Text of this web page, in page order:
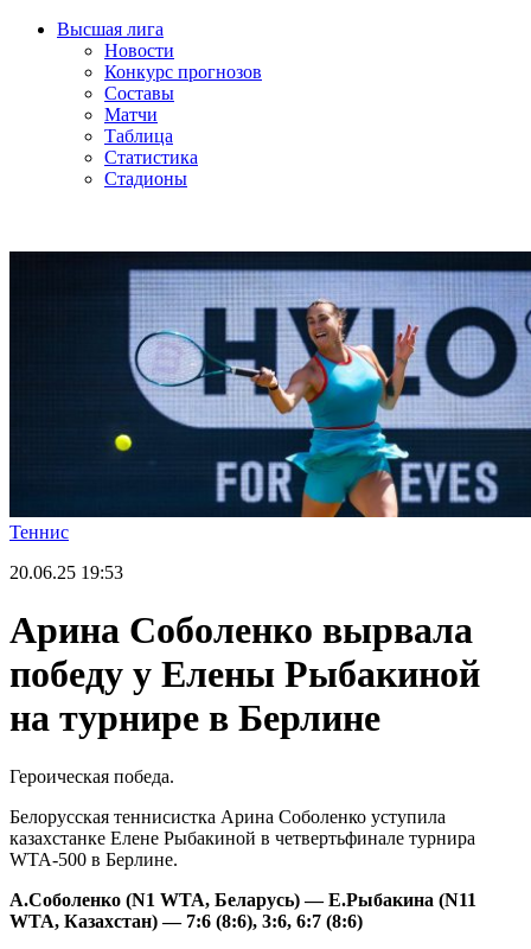
Высшая лига
Новости
Конкурс прогнозов
Составы
Матчи
Таблица
Статистика
Стадионы
Теннис
20.06.25 19:53
Арина Соболенко вырвала
победу у Елены Рыбакиной
на турнире в Берлине
Героическая победа.
Белорусская теннисистка Арина Соболенко уступила
казахстанке Елене Рыбакиной в четвертьфинале турнира
WTA-500 в Берлине.
А.Соболенко (N1 WTA, Беларусь) — Е.Рыбакина (N11
WTA, Казахстан) — 7:6 (8:6), 3:6, 6:7 (8:6)